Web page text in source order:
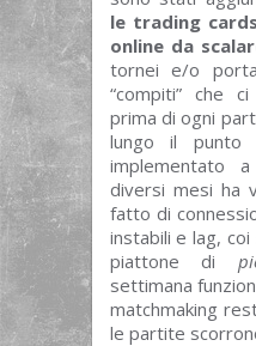
le trading
online da
tornei e/o
“compiti” che
prima di ogni
lungo il punto
implementato
diversi mesi ha
fatto di
instabili e lag,
piattone di
settimana
matchmaking
le partite